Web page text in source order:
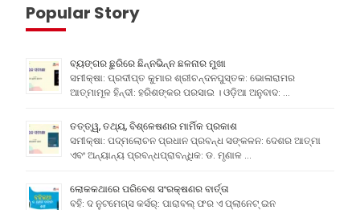
Popular Story
ବ୍ୟଙ୍ଗର ଛୁରିରେ ଛିନ୍ନଭିନ୍ନ ଛଳନାର ମୁଖା
ସମୀକ୍ଷା: ପ୍ରଦୀପ୍ତ କୁମାର ଶ୍ରୀଚନ୍ଦନପୁସ୍ତକ: ଭୋଳାରାମର
ଆତ୍ମାମୂଳ ହିନ୍ଦୀ: ହରିଶଙ୍କର ପରସାଇ । ଓଡ଼ିଆ ଅନୁବାଦ: …
ତତ୍ତ୍ୱ, ତଥ୍ୟ, ବିଶ୍ଳେଷଣର ମାର୍ମିକ ପ୍ରକାଶ
ସମୀକ୍ଷା: ପଦ୍ମଲୋଚନ ପ୍ରଧାନ ପ୍ରବନ୍ଧ ସଙ୍କଳନ: ଦେଶର ଆତ୍ମା
ଏବଂ ଅନ୍ୟାନ୍ୟ ପ୍ରବନ୍ଧପ୍ରାବନ୍ଧିକ: ଡ. ମୃଣାଳ …
ଲୋକକଥାରେ ପରିବେଶ ସଂରକ୍ଷଣର ବାର୍ତ୍ତା
ବହି: ଦ ନୁଟମେଗ୍ସ କର୍ସର୍: ପାରାବଲ୍ ଫର ଏ ପ୍ଲାନେଟ୍ ଇନ